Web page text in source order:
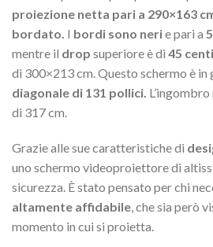
proiezione netta pari a 290×163
bordato. I bordi sono nerie pari a
mentre il drop superiore è di 45
di 300×213 cm. Questo schermo è in
diagonale di 131 pollici.
di 317 cm.
Grazie alle sue caratteristiche di
uno schermo videoproiettore di
sicurezza. È stato pensato per chi
altamente affidabile , che sia però
momento in cui si proietta.